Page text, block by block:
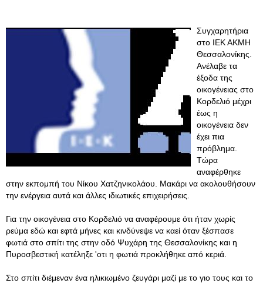
Συγχαρητήρια
στο ΙΕΚ ΑΚΜΗ
Θεσσαλονίκης.
Ανέλαβε τα
έξοδα της
οικογένειας στο
Κορδελιό μέχρι
έως η
οικογένεια δεν
έχει πια
πρόβλημα.
Τώρα
αναφέρθηκε
στην εκπομπή του Νίκου Χατζηνικολάου. Μακάρι να ακολουθήσουν
την ενέργεια αυτά και άλλες ιδιωτικές επιχειρήσεις.
Για την οικογένεια στο Κορδελιό να αναφέρουμε ότι ήταν χωρίς
ρεύμα εδώ και εφτά μήνες και κινδύνεψε να καεί όταν ξέσπασε
φωτιά στο σπίτι της στην οδό Ψυχάρη της Θεσσαλονίκης και η
Πυροσβεστική κατέληξε 'οτι η φωτιά προκλήθηκε από κεριά.
Στο σπίτι διέμεναν ένα ηλικιωμένο ζευγάρι μαζί με το γιο τους και το